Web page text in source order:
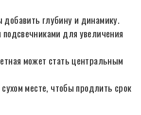
глубину и динамику.
для увеличения
может стать центральным
месте, чтобы продлить срок